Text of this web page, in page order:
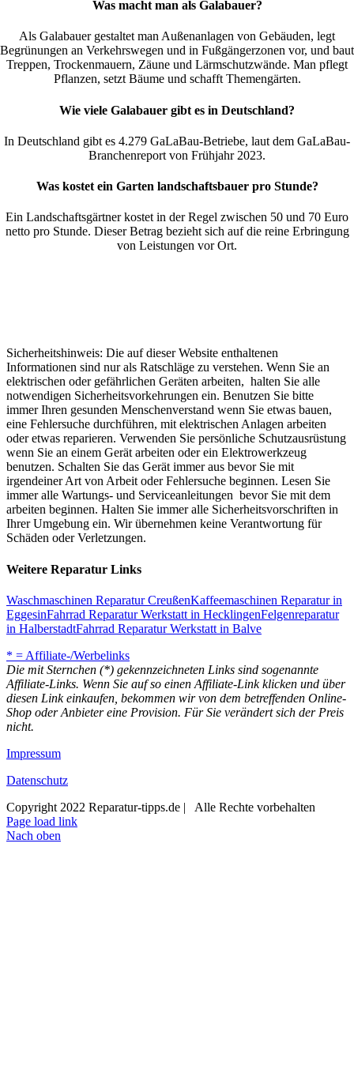
Was macht man als Galabauer?
Als Galabauer gestaltet man Außenanlagen von Gebäuden, legt
Begrünungen an Verkehrswegen und in Fußgängerzonen vor, und baut
Treppen, Trockenmauern, Zäune und Lärmschutzwände. Man pflegt
Pflanzen, setzt Bäume und schafft Themengärten.
Wie viele Galabauer gibt es in Deutschland?
In Deutschland gibt es 4.279 GaLaBau-Betriebe, laut dem GaLaBau-
Branchenreport von Frühjahr 2023.
Was kostet ein Garten landschaftsbauer pro Stunde?
Ein Landschaftsgärtner kostet in der Regel zwischen 50 und 70 Euro
netto pro Stunde. Dieser Betrag bezieht sich auf die reine Erbringung
von Leistungen vor Ort.
Sicherheitshinweis: Die auf dieser Website enthaltenen
Informationen sind nur als Ratschläge zu verstehen. Wenn Sie an
elektrischen oder gefährlichen Geräten arbeiten, halten Sie alle
notwendigen Sicherheitsvorkehrungen ein. Benutzen Sie bitte
immer Ihren gesunden Menschenverstand wenn Sie etwas bauen,
eine Fehlersuche durchführen, mit elektrischen Anlagen arbeiten
oder etwas reparieren. Verwenden Sie persönliche Schutzausrüstung
wenn Sie an einem Gerät arbeiten oder ein Elektrowerkzeug
benutzen. Schalten Sie das Gerät immer aus bevor Sie mit
irgendeiner Art von Arbeit oder Fehlersuche beginnen. Lesen Sie
immer alle Wartungs- und Serviceanleitungen bevor Sie mit dem
arbeiten beginnen. Halten Sie immer alle Sicherheitsvorschriften in
Ihrer Umgebung ein. Wir übernehmen keine Verantwortung für
Schäden oder Verletzungen.
Weitere Reparatur Links
Waschmaschinen Reparatur CreußenKaffeemaschinen Reparatur in
EggesinFahrrad Reparatur Werkstatt in HecklingenFelgenreparatur
in HalberstadtFahrrad Reparatur Werkstatt in Balve
* = Affiliate-/Werbelinks
Die mit Sternchen (*) gekennzeichneten Links sind sogenannte
Affiliate-Links. Wenn Sie auf so einen Affiliate-Link klicken und über
diesen Link einkaufen, bekommen wir von dem betreffenden Online-
Shop oder Anbieter eine Provision. Für Sie verändert sich der Preis
nicht.
Impressum
Datenschutz
Copyright 2022 Reparatur-tipps.de | Alle Rechte vorbehalten
Page load link
Nach oben